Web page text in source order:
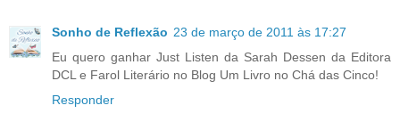
Sonho de Reflexão 23 de março de 2011 às 17:27
Eu quero ganhar Just Listen da Sarah Dessen da Editora
DCL e Farol Literário no Blog Um Livro no Chá das Cinco!
Responder